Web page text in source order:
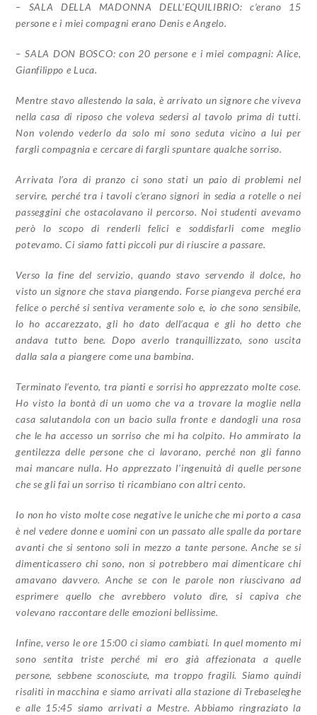
– SALA DELLA MADONNA DELL’EQUILIBRIO: c’erano 15
persone e i miei compagni erano Denis e Angelo.
– SALA DON BOSCO: con 20 persone e i miei compagni: Alice,
Gianfilippo e Luca.
Mentre stavo allestendo la sala, è arrivato un signore che viveva
nella casa di riposo che voleva sedersi al tavolo prima di tutti.
Non volendo vederlo da solo mi sono seduta vicino a lui per
fargli compagnia e cercare di fargli spuntare qualche sorriso.
Arrivata l’ora di pranzo ci sono stati un paio di problemi nel
servire, perché tra i tavoli c’erano signori in sedia a rotelle o nei
passeggini che ostacolavano il percorso. Noi studenti avevamo
però lo scopo di renderli felici e soddisfarli come meglio
potevamo. Ci siamo fatti piccoli pur di riuscire a passare.
Verso la fine del servizio, quando stavo servendo il dolce, ho
visto un signore che stava piangendo. Forse piangeva perché era
felice o perché si sentiva veramente solo e, io che sono sensibile,
lo ho accarezzato, gli ho dato dell’acqua e gli ho detto che
andava tutto bene. Dopo averlo tranquillizzato, sono uscita
dalla sala a piangere come una bambina.
Terminato l’evento, tra pianti e sorrisi ho apprezzato molte cose.
Ho visto la bontà di un uomo che va a trovare la moglie nella
casa salutandola con un bacio sulla fronte e dandogli una rosa
che le ha accesso un sorriso che mi ha colpito. Ho ammirato la
gentilezza delle persone che ci lavorano, perché non gli fanno
mai mancare nulla. Ho apprezzato l’ingenuità di quelle persone
che se gli fai un sorriso ti ricambiano con altri cento.
Io non ho visto molte cose negative le uniche che mi porto a casa
è nel vedere donne e uomini con un passato alle spalle da portare
avanti che si sentono soli in mezzo a tante persone. Anche se si
dimenticassero chi sono, non si potrebbero mai dimenticare chi
amavano davvero. Anche se con le parole non riuscivano ad
esprimere quello che avrebbero voluto dire, si capiva che
volevano raccontare delle emozioni bellissime.
Infine, verso le ore 15:00 ci siamo cambiati. In quel momento mi
sono sentita triste perché mi ero già affezionata a quelle
persone, sebbene sconosciute, ma troppo fragili. Siamo quindi
risaliti in macchina e siamo arrivati alla stazione di Trebaseleghe
e alle 15:45 siamo arrivati a Mestre. Abbiamo ringraziato la